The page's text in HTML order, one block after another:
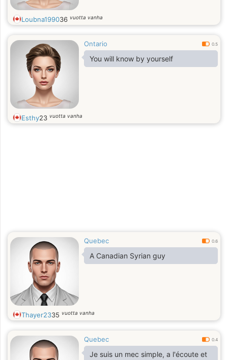
Loubna199036 vuotta vanha
Ontario 0.5
You will know by yourself
Esthy23 vuotta vanha
Quebec 0.6
A Canadian Syrian guy
Thayer2335 vuotta vanha
Quebec 0.4
Je suis un mec simple, a l'écoute et